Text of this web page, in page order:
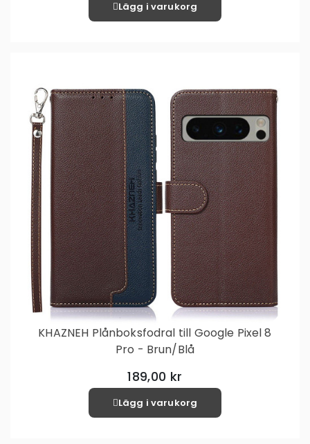
Lägg i varukorg
KHAZNEH Plånboksfodral till Google Pixel 8
Pro - Brun/Blå
189,00 kr
Lägg i varukorg